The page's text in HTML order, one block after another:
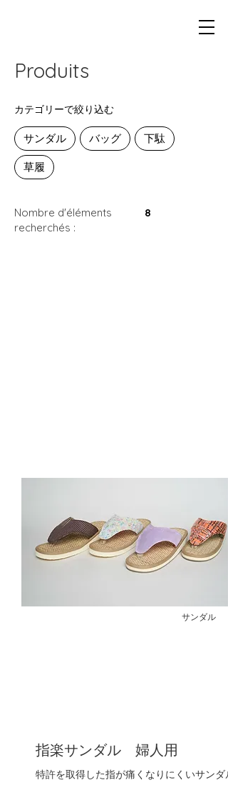
Produits
カテゴリーで絞り込む
サンダル バッグ 下駄
草履
Nombre d'éléments
recherchés :
8
サンダル
指楽サンダル 婦人用
特許を取得した指が痛くなりにくいサンダル